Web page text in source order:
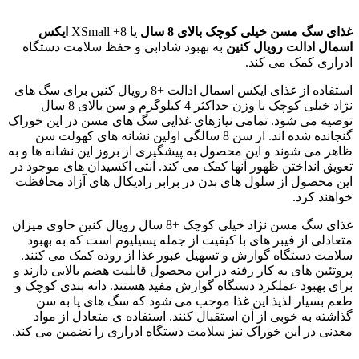
غذای سگ مسن خیلی کوچک بالای 8 سال یا XSmall +8
ایکس
اسمال ادالت رویال کنین به بهبود شادابی و حفظ سلامت دستگاه
ادراری کمک می کند.
استفاده از غذای ایکس اسمال ادالت +8 رویال کنین برای سگ های
نژاد خیلی کوچک با وزن حداکثر 4 کیلوگرم و سن بالای 8 سال
توصیه می شود. تمامی نیازهای غذایی سگ های مسن در این خوراک
گنجانده شده اند. از سن 8 سالگی اولین نشانه های کهولت سن
ظاهر می شوند و این محصول به پیشگیری از بروز این نشانه ها و به
تعویق انداختن ظهور آنها کمک می کند. آنتی اکسیدان های موجود در
این محصول از سلول های بدن در برابر رادیکال های آزاد محافظت
خواهند کرد.
غذای سگ مسن نژاد خیلی کوچک +8 سال رویال کنین حاوی میزان
متعادلی از فیبر های با کیفیت از جمله پسیلیوم است که به بهبود
سلامت دستگاه گوارش و تسهیل عبور غذا از روده کمک می کنند.
پروتئین های به کار رفته در این محصول قابلیت هضم بالایی دارند و
برای بهبود عملکرد دستگاه گوارش مفید هستند. دانه بندی کوچک و
طعم بسیار لذیذ این غذا موجب می شود که سگ های پا به سن
گذاشته به خوبی از آن استقبال کنند. استفاده ی متعادل از مواد
معدنی در این خوراک نیز سلامت دستگاه ادراری را تضمین می کند.